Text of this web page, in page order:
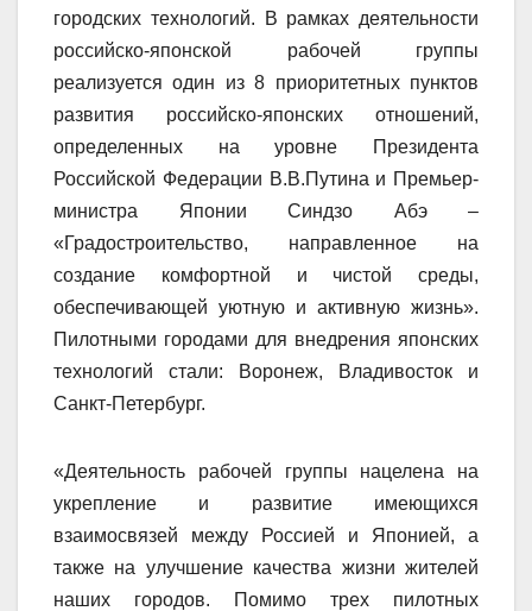
городских технологий. В рамках деятельности
российско-японской рабочей группы
реализуется один из 8 приоритетных пунктов
развития российско-японских отношений,
определенных на уровне Президента
Российской Федерации В.В.Путина и Премьер-
министра Японии Синдзо Абэ –
«Градостроительство, направленное на
создание комфортной и чистой среды,
обеспечивающей уютную и активную жизнь».
Пилотными городами для внедрения японских
технологий стали: Воронеж, Владивосток и
Санкт-Петербург.
«Деятельность рабочей группы нацелена на
укрепление и развитие имеющихся
взаимосвязей между Россией и Японией, а
также на улучшение качества жизни жителей
наших городов. Помимо трех пилотных